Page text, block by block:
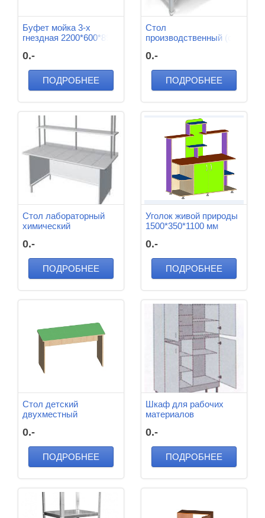
Буфет мойка 3-х
гнездная 2200*600*890
0.-
ПОДРОБНЕЕ
Стол
производственный (с
решеткой)
1160*600*750 мм
0.-
ПОДРОБНЕЕ
Стол лабораторный
химический
0.-
ПОДРОБНЕЕ
Уголок живой природы
1500*350*1100 мм
0.-
ПОДРОБНЕЕ
Стол детский
двухместный
0.-
ПОДРОБНЕЕ
Шкаф для рабочих
материалов
0.-
ПОДРОБНЕЕ